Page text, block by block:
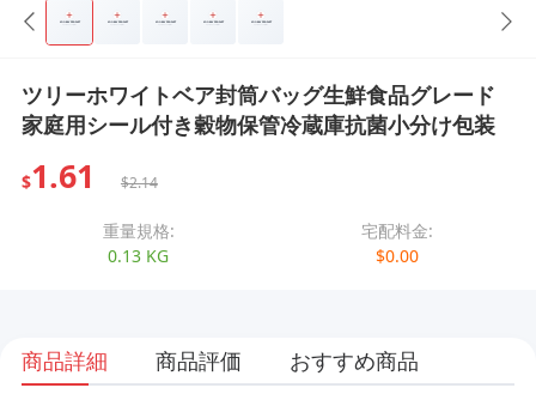
ツリーホワイトベア封筒バッグ生鮮食品グレード
家庭用シール付き穀物保管冷蔵庫抗菌小分け包装
$1.61 $2.14
重量規格:
0.13 KG
宅配料金:
$0.00
商品詳細 商品評価 おすすめ商品